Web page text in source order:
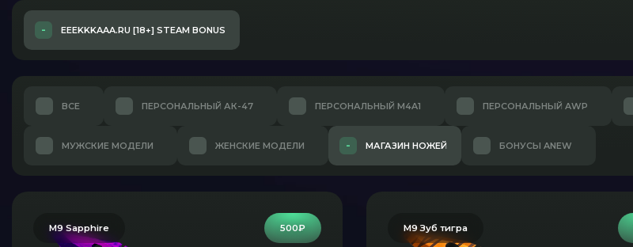
EEEKKKAAA.RU [18+] STEAM BONUS
ВСЕ ПЕРСОНАЛЬНЫЙ АК-47 ПЕРСОНАЛЬНЫЙ M4A1 ПЕРСОНАЛЬНЫЙ AWP
МУЖСКИЕ МОДЕЛИ ЖЕНСКИЕ МОДЕЛИ МАГАЗИН НОЖЕЙ БОНУСЫ ANEW
500₽
M9 Sapphire M9 Зуб тигра